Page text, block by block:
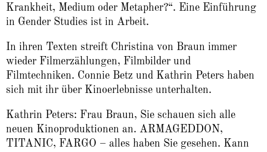
Krankheit, Medium oder Metapher?“. Eine Einführung
in Gender Studies ist in Arbeit.
In ihren Texten streift Christina von Braun immer
wieder Filmerzählungen, Filmbilder und
Filmtechniken. Connie Betz und Kathrin Peters haben
sich mit ihr über Kinoerlebnisse unterhalten.
Kathrin Peters: Frau Braun, Sie schauen sich alle
neuen Kinoproduktionen an. ARMAGEDDON,
TITANIC, FARGO – alles haben Sie gesehen. Kann